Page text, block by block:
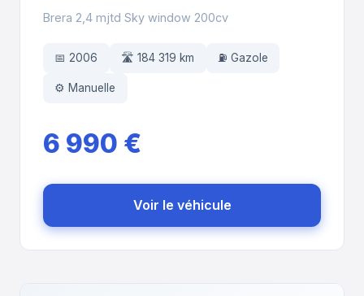
Brera 2,4 mjtd Sky window 200cv
📅 2006 🛣️ 184 319 km ⛽ Gazole
⚙️ Manuelle
6 990 €
Voir le véhicule